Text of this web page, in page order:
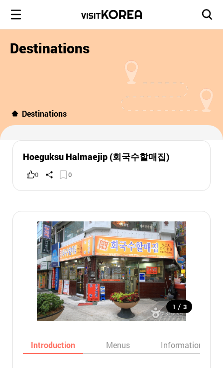
Destinations
Destinations
Hoeguksu Halmaejip (회국수할매집)
0 0
1 / 3
Introduction Menus Informations